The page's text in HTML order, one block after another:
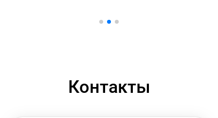
Контакты